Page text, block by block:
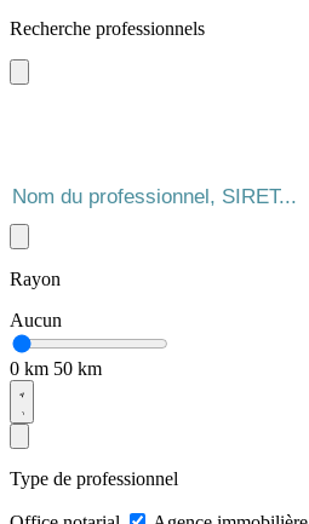
Recherche professionnels
Rayon
Aucun
0 km 50 km
Type de professionnel